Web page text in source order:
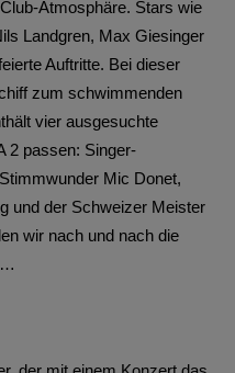
Atmosphäre. Stars wie
Landgren, Max Giesinger
Auftritte. Bei dieser
zum schwimmenden
vier ausgesuchte
2 passen: Singer-
Mic Donet,
und der Schweizer Meister
wir nach und nach die